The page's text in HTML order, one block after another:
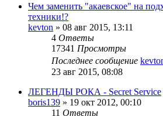
Чем заменить "акаевское" на
техники!?
kevton » 08 авг 2015, 13:11
4 Ответы
17341 Просмотры
Последнее сообщение
23 авг 2015, 08:08
ЛЕГЕНДЫ РОКА - Secret Service
boris139 » 19 окт 2012, 00:10
11 Ответы